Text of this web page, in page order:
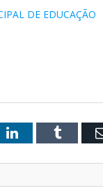
DE EDUCAÇÃO
LinkedInTumblr